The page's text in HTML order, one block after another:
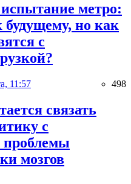
метро:
будущему, но как
с
11:57 498
связать
с
проблемы
мозгов